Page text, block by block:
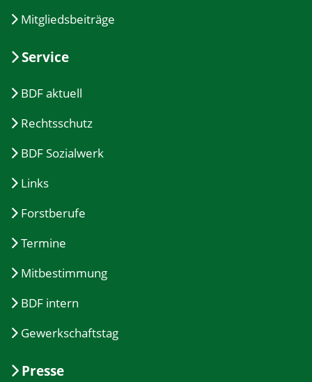
Mitgliedsbeiträge
Service
BDF aktuell
Rechtsschutz
BDF Sozialwerk
Links
Forstberufe
Termine
Mitbestimmung
BDF intern
Gewerkschaftstag
Presse